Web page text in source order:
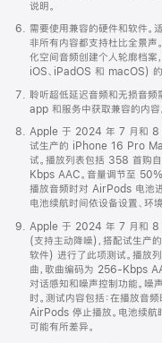
说明。
需要使用兼容的硬件和软件。
非所有内容都支持杜比全景
化空间音频创建个人轮廓档案
iOS、iPadOS 和 macOS)
聆听超低延迟音频和无损音
app 和服务中获取兼容的内容
Apple 于 2024 年 7 月和 8
试生产的 iPhone 16 Pro
试。播放列表包括 358 首购
Kbps AAC。音量调节至 50%
播放音频时对 AirPods 电池
电池续航时间依设备设置、环
Apple 于 2024 年 7 月和 8
(支持主动降噪)，搭配试生
软件) 进行了此项测试。播
曲，歌曲编码为 256-Kbps
对话感知和噪声控制功能。噪
时。测试内容包括：在播放音
AirPods 停止播放。电池续航
可能有所差异。